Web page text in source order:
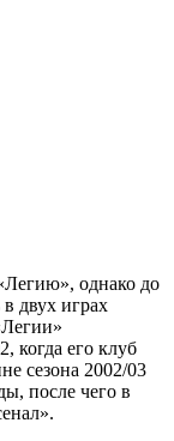
однако до
двух играх
когда его клуб
сезона 2002/03
после чего в